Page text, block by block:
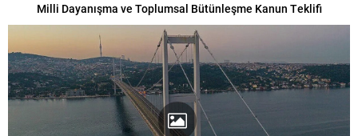
Milli Dayanışma ve Toplumsal Bütünleşme Kanun Teklifi